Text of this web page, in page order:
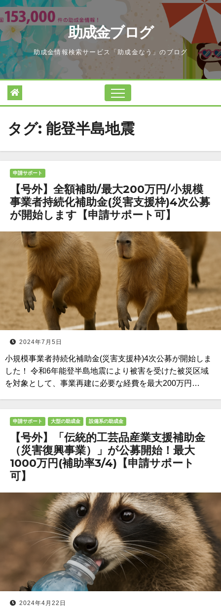
Skip
to
content
助成金ブログ
助成金情報検索サービス「助成金なう」のブログ
タグ: 能登半島地震
申請サポート
【号外】全額補助/最大200万円/小規模
事業者持続化補助金(災害支援枠)4次公募
が開始します【申請サポート可】
2024年7月5日
小規模事業者持続化補助金(災害支援枠)4次公募が開始しま
した！ 令和6年能登半島地震により被害を受けた被災区域
を対象として、事業再建に必要な経費を最大200万円…
申請サポート 大型の助成金 設備系の助成金
【号外】「伝統的工芸品産業支援補助金
（災害復興事業）」が公募開始！最大
1000万円(補助率3/4)【申請サポート
可】
2024年4月22日